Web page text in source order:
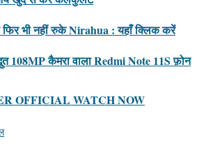
फिर भी नहीं रुके Nirahua : यहाँ क्लिक करें
108MP कैमरा वाला Redmi Note 11S फ़ोन
OFFICIAL WATCH NOW